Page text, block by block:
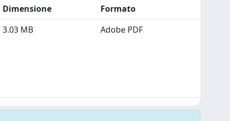
Dimensione
Formato
3.03 MB Adobe PDF